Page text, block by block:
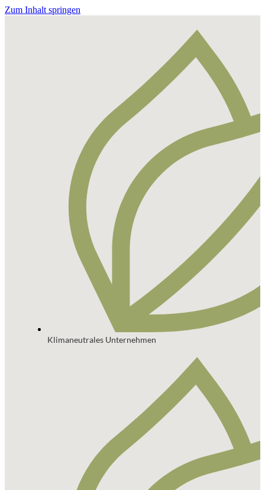
Zum Inhalt springen
Klimaneutrales Unternehmen